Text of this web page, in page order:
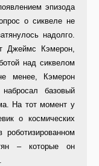
эпизода
о сиквеле не
надолго.
Джеймс Кэмерон,
над сиквелом
менее, Кэмерон
базовый
На тот момент у
о космических
– которые он
.